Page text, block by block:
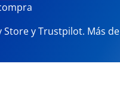
Store y Trustpilot. Más